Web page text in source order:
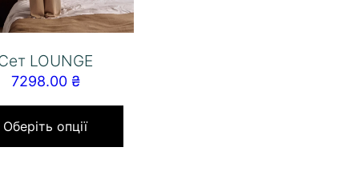
LOUNGE
7298.00 ₴
Оберіть опції